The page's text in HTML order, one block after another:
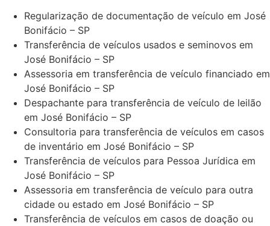
Regularização de documentação de veículo em José
Bonifácio – SP
Transferência de veículos usados e seminovos em
José Bonifácio – SP
Assessoria em transferência de veículo financiado em
José Bonifácio – SP
Despachante para transferência de veículo de leilão
em José Bonifácio – SP
Consultoria para transferência de veículos em casos
de inventário em José Bonifácio – SP
Transferência de veículos para Pessoa Jurídica em
José Bonifácio – SP
Assessoria em transferência de veículo para outra
cidade ou estado em José Bonifácio – SP
Transferência de veículos em casos de doação ou